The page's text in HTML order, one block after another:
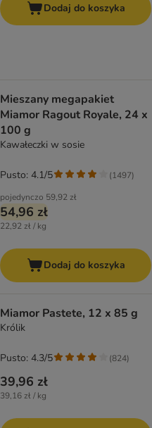
Dodaj do koszyka
Mieszany megapakiet
Miamor Ragout Royale, 24 x
100 g
Kawałeczki w sosie
pojedynczo 59,92 zł
54,96 zł
22,92 zł / kg
Pusto: 4.1/5 (1497)
Dodaj do koszyka
Miamor Pastete, 12 x 85 g
Królik
39,96 zł
39,16 zł / kg
Pusto: 4.3/5 (824)